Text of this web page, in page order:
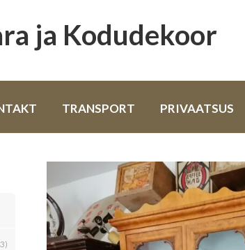
ja Kodudekoor
TRANSPORT PRIVAATSUS